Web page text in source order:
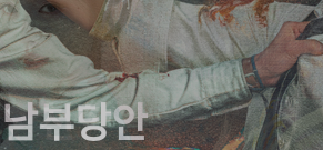
남부당안